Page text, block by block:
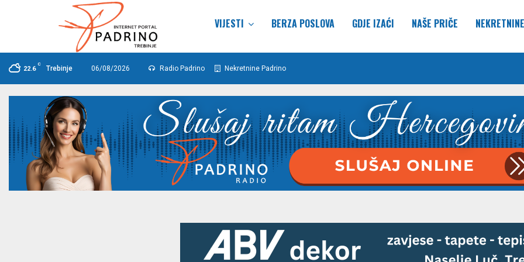
VIJESTI BERZA POSLOVA GDJE IZAĆI NAŠE PRIČE NEKRETNINE
22.6
C
Trebinje 06/08/2026 Radio Padrino Nekretnine Padrino